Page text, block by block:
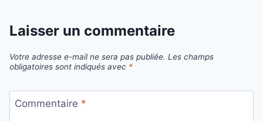
Laisser un commentaire
Votre adresse e-mail ne sera pas publiée. Les champs
obligatoires sont indiqués avec *
Commentaire *